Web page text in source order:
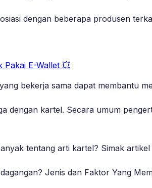
dengan beberapa produsen
Pakai E-Wallet 💥
bekerja sama dapat membantu
dengan kartel. Secara umum
tentang arti kartel? Simak artikel
Jenis dan Faktor Yang